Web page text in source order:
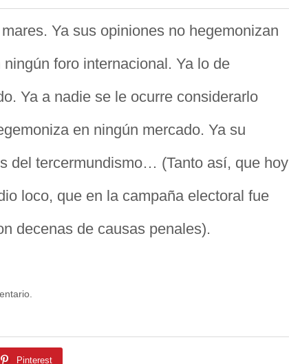
Ya sus opiniones no hegemonizan
foro internacional. Ya lo de
Ya a nadie se le ocurre considerarlo
en ningún mercado. Ya su
del tercermundismo… (Tanto así, que hoy
loco, que en la campaña electoral fue
decenas de causas penales).
Pinterest